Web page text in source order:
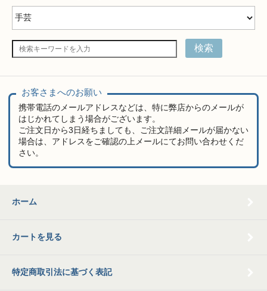
検索
お客さまへのお願い
携帯電話のメールアドレスなどは、特に弊店からのメールが
はじかれてしまう場合がございます。
ご注文日から3日経ちましても、ご注文詳細メールが届かない
場合は、アドレスをご確認の上メールにてお問い合わせくだ
さい。
ホーム
カートを見る
特定商取引法に基づく表記